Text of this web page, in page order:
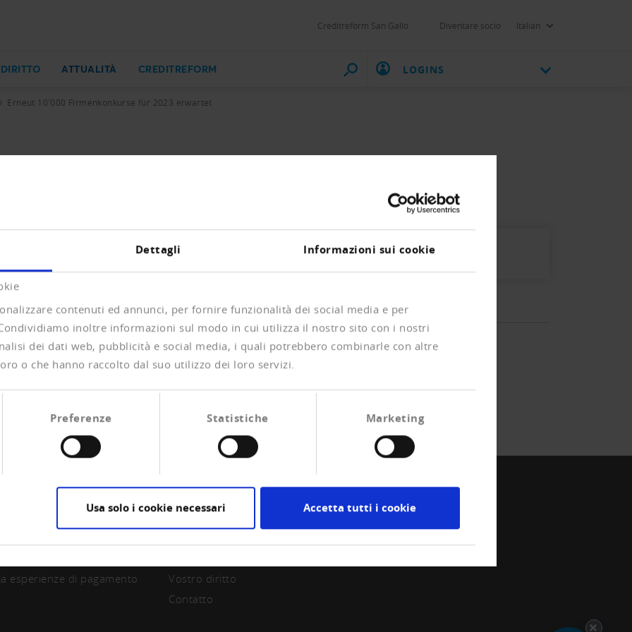
Dettagli Informazioni sui cookie
contenuti ed annunci, per fornire funzionalità dei social media e per
inoltre informazioni sul modo in cui utilizza il nostro sito con i nostri
dei dati web, pubblicità e social media, i quali potrebbero combinarle con altre
o che hanno raccolto dal suo utilizzo dei loro servizi.
Preferenze Statistiche Marketing
Usa solo i cookie necessari Accetta tutti i cookie
Creditreform San Gallo Diventare socio Italian
ATTUALITÀ CREDITREFORM LOGINS
Erneut 10'000 Firmenkonkurse für 2023 erwartet
für 2023 erwartet
und Löschungen mit Vorjahresvergleich.
esperienze di pagamento
CREDITREFORM
Vostro diritto
Contatto